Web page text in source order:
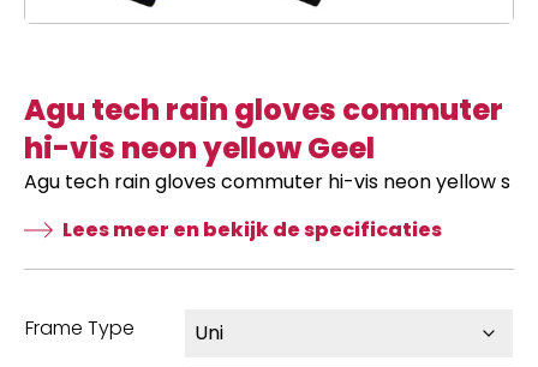
Agu tech rain gloves commuter
hi-vis neon yellow Geel
Agu tech rain gloves commuter hi-vis neon yellow s
Lees meer en bekijk de specificaties
Frame Type